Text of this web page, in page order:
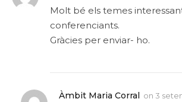
Molt bé els temes
conferenciants.
Gràcies per enviar- ho.
Àmbit Maria Corral on 3